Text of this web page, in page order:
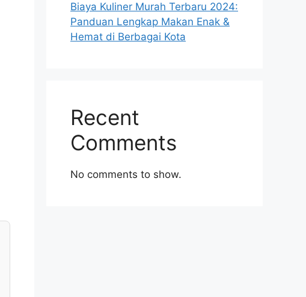
Biaya Kuliner Murah Terbaru 2024:
Panduan Lengkap Makan Enak &
Hemat di Berbagai Kota
Recent
Comments
No comments to show.